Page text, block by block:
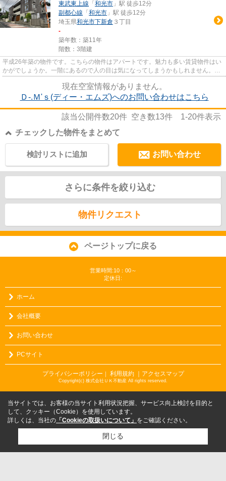
東武東上線 「 和光市 」駅 徒歩12分
副都心線 「 和光市 」駅 徒歩12分
埼玉県和光市下新倉 ３丁目
-
築年数：築11年
階数：3階建
平成26年築の物件です。こちらの物件はアパートです。魅力も多い賃貸物件はい
かがでしょうか。一階にあるので人の目は気になってしまうかもしれません。で
現在空室情報がありません。
Ｄ-.Ｍ'ｓ(ディー・エムズ)へのお問い合わせはこちら
該当公開件数20件 空き数13件 1-20件表示
チェックした物件をまとめて
お問い合わせ
検討リストに追加
さらに条件を絞り込む
物件リクエスト
ページトップに戻る
営業時間:10：00～
定休日:
ホーム
会社概要
お問い合わせ
PCサイト
プライバシーポリシー ｜ 利用規約 ｜アクセスマップ
Copyright(c) 株式会社ＵＫ不動産 All rights reserved.
当サイトでは、お客様の当サイト利用状況把握、サービス向上検討を目的と
して、クッキー（Cookie）を使用しています。
詳しくは、当社の 「Cookieの取扱いについて」 をご確認ください。
閉じる